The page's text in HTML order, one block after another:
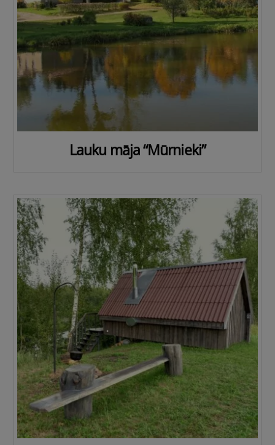
Lauku māja “Mūrnieki”